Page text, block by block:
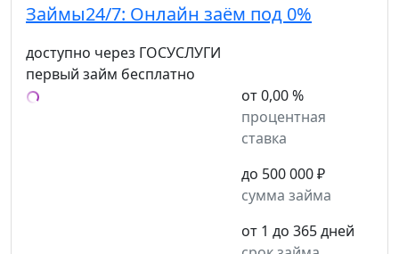
Займы24/7: Онлайн заём под 0%
доступно через ГОСУСЛУГИ
первый займ бесплатно
от 0,00 %
процентная
ставка
до 500 000 ₽
сумма займа
от 1 до 365 дней